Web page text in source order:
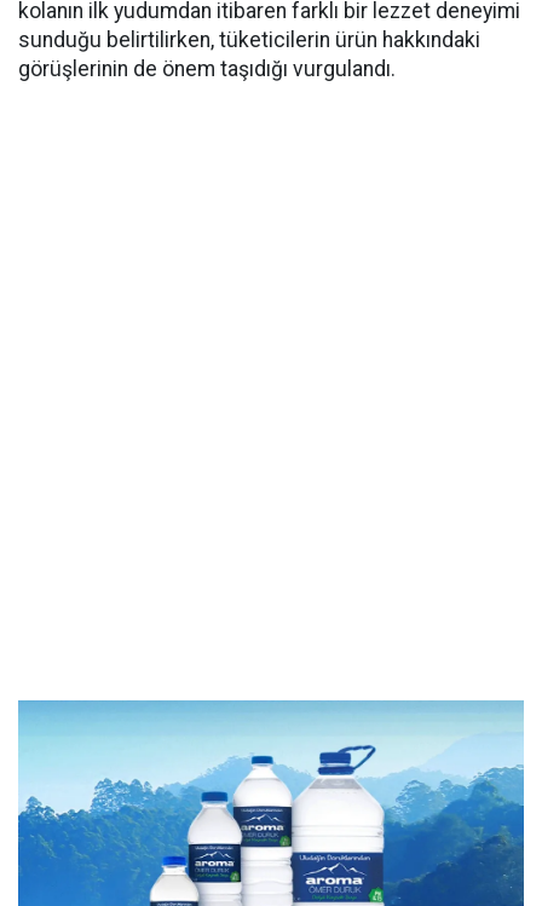
kolanın ilk yudumdan itibaren farklı bir lezzet deneyimi
sunduğu belirtilirken, tüketicilerin ürün hakkındaki
görüşlerinin de önem taşıdığı vurgulandı.